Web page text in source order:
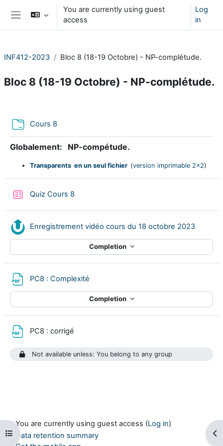
Skip to main content
You are currently using guest
access
Log
in
Open course index
INF412-2023 Bloc 8 (18-19 Octobre) - NP-complétude.
Bloc 8 (18-19 Octobre) - NP-complétude.
Cours 8
Globalement: NP-compétude.
Transparents en un seul fichier (version imprimable 2x2)
Quiz Cours 8
Enregistrement vidéo cours du 18 octobre 2023Nudgis
Completion
PC8 : Complexité
Completion
PC8 : corrigé
Not available unless: You belong to any group
You are currently using guest access (Log in)
Data retention summary